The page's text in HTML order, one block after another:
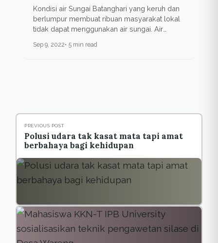
Kondisi air Sungai Batanghari yang keruh dan
berlumpur membuat ribuan masyarakat lokal
tidak dapat menggunakan air sungai. Air
Sep 9, 2022 5 min read
PREVIOUS POST
Polusi udara tak kasat mata tapi amat
berbahaya bagi kehidupan